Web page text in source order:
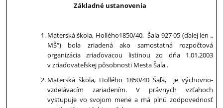
Základné ustanovenia
Materská škola, Hollého1850/40, Šaľa 927 05 (ďalej len „
MŠ“) bola zriadená ako samostatná rozpočtová
organizácia zriaďovacou listinou zo dňa 1.01.2003
v zriaďovateľskej pôsobnosti Mesta Šaľa .
Materská škola, Hollého 1850/40 Šaľa, je výchovno-
vzdelávacím zariadením. V právnych vzťahoch
vystupuje vo svojom mene a má plnú zodpovednosť